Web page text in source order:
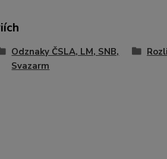
Odznaky ČSLA, LM, SNB,
Svazarm